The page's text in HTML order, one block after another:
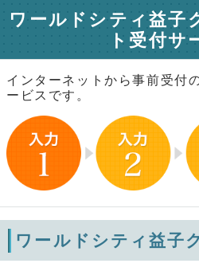
ワールドシティ益
ト受付サ
インターネットから事前受付
ービスです。
ワールドシティ益子